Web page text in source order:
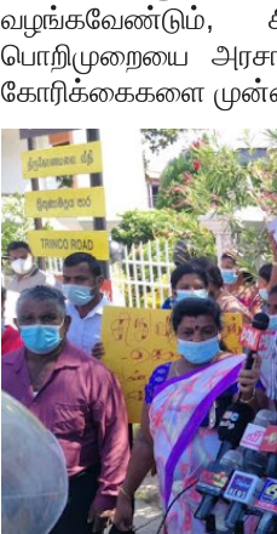
வழங்கவேண்டும்,
பொறிமுறையை
கோரிக்கைகளை